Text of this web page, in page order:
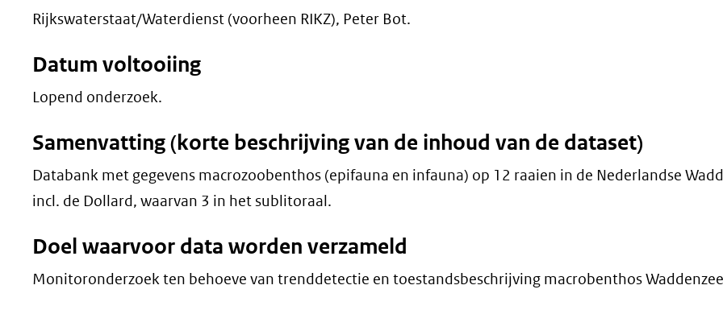
Rijkswaterstaat/Waterdienst (voorheen RIKZ), Peter Bot.
Datum voltooiing
Lopend onderzoek.
Samenvatting (korte beschrijving van de inhoud van de dataset)
Databank met gegevens macrozoobenthos (epifauna en infauna) op 12 raaien in de Nederlandse
incl. de Dollard, waarvan 3 in het sublitoraal.
Doel waarvoor data worden verzameld
Monitoronderzoek ten behoeve van trenddetectie en toestandsbeschrijving macrobenthos